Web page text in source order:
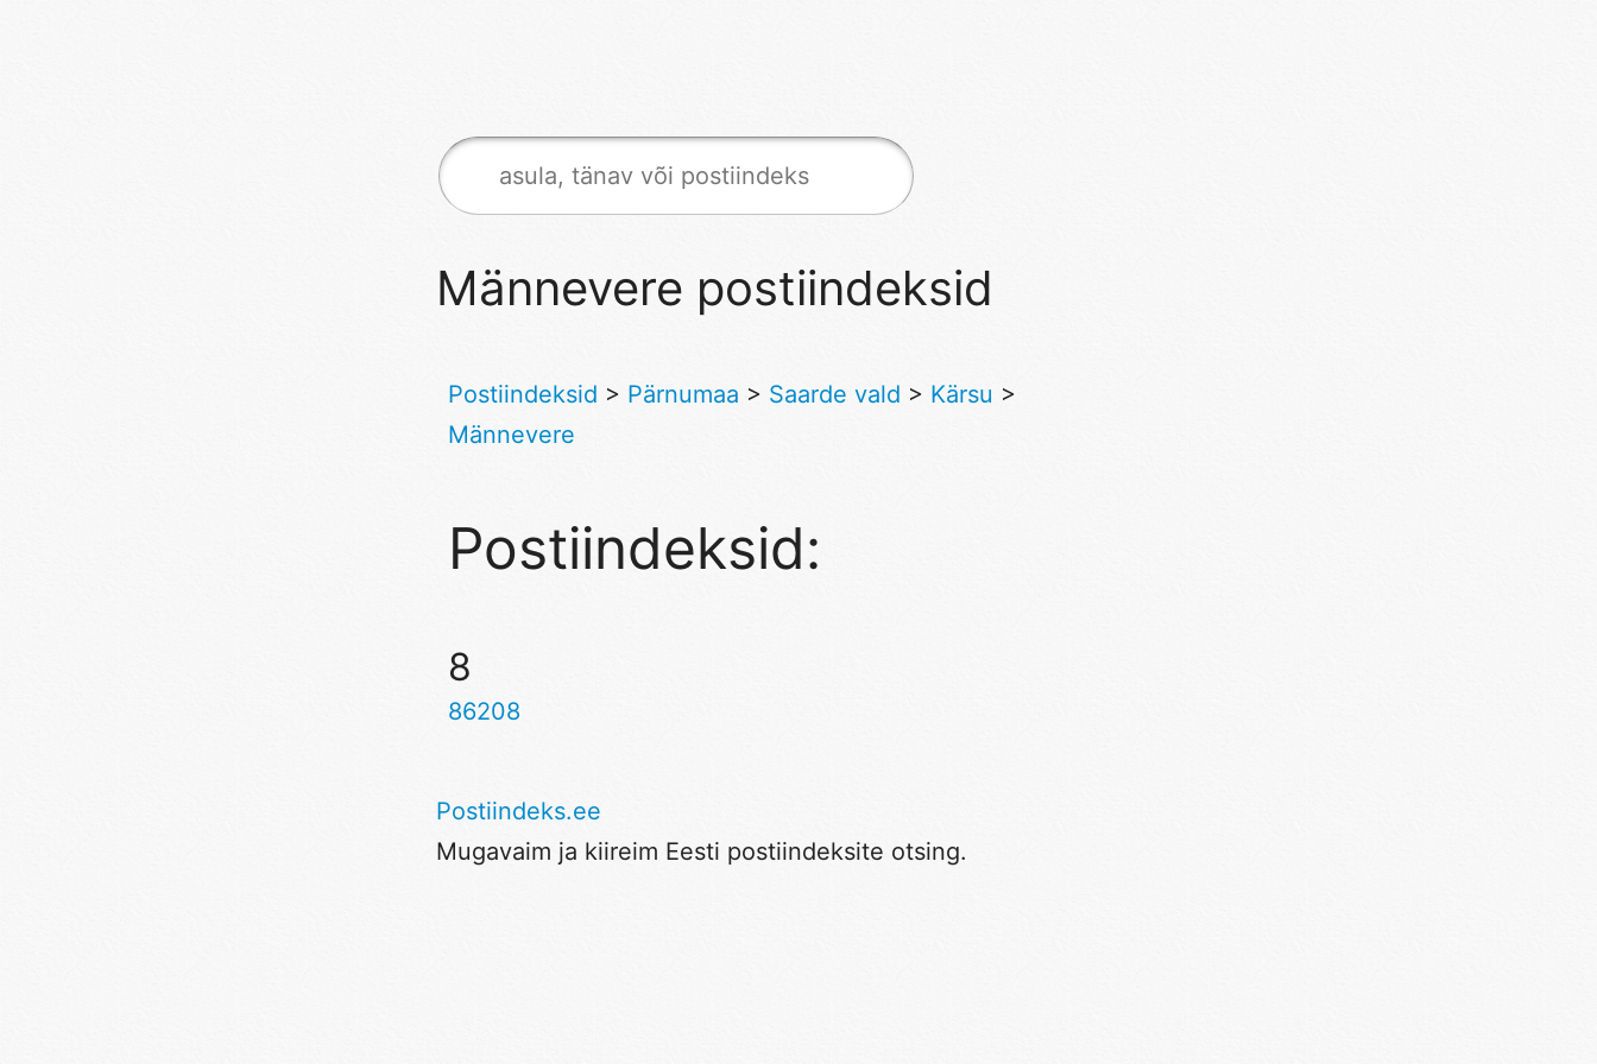
Männevere postiindeksid
Postiindeksid > Pärnumaa > Saarde vald > Kärsu >
Männevere
Postiindeksid:
8
86208
Postiindeks.ee
Mugavaim ja kiireim Eesti postiindeksite otsing.